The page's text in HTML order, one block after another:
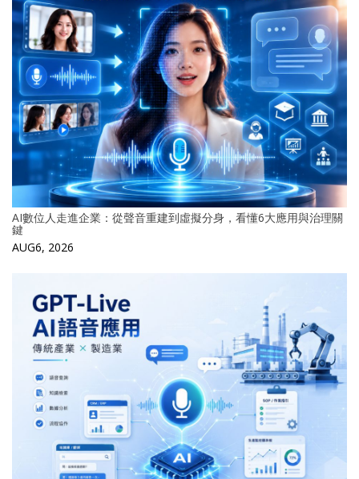
AI數位人走進企業：從聲音重建到虛擬分身，看懂6大應用與治理關
鍵
AUG6, 2026